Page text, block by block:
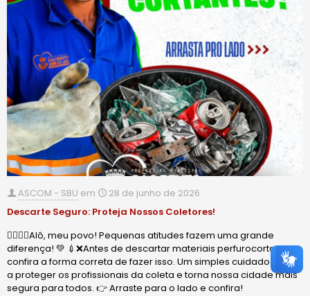
ASCOM - SBU em
28 de junho de 2026
Descarte Seguro: Proteja Nossos Coletores!
🙋🏻‍♂️✨Alô, meu povo! Pequenas atitudes fazem uma grande
diferença! 💚 💉❌Antes de descartar materiais perfurocortantes,
confira a forma correta de fazer isso. Um simples cuidado ajuda
a proteger os profissionais da coleta e torna nossa cidade mais
segura para todos. 👉 Arraste para o lado e confira!